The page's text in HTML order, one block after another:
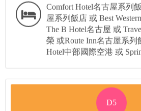
Comfort Hotel名古屋系列
屋系列飯店 或 Best
The B Hotel名古屋 或
榮 或Route Inn名古屋系列
Hotel中部國際空港 或
D5